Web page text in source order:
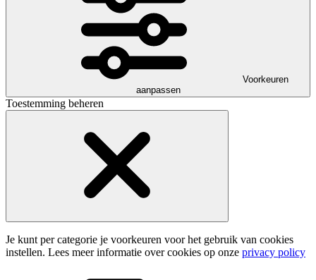
Voorkeuren
aanpassen
Toestemming beheren
Je kunt per categorie je voorkeuren voor het gebruik van cookies
instellen. Lees meer informatie over cookies op onze privacy policy